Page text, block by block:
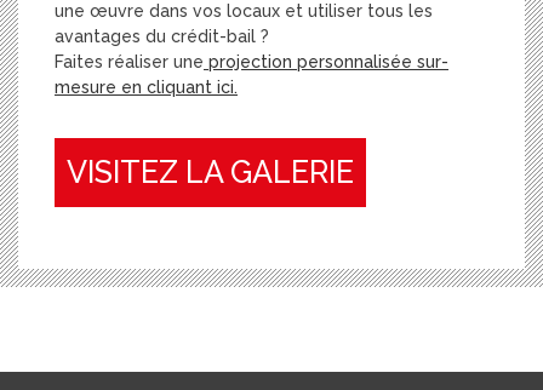
une œuvre dans vos locaux et utiliser tous les
avantages du crédit-bail ?
Faites réaliser une projection personnalisée sur-
mesure en cliquant ici.
VISITEZ LA GALERIE